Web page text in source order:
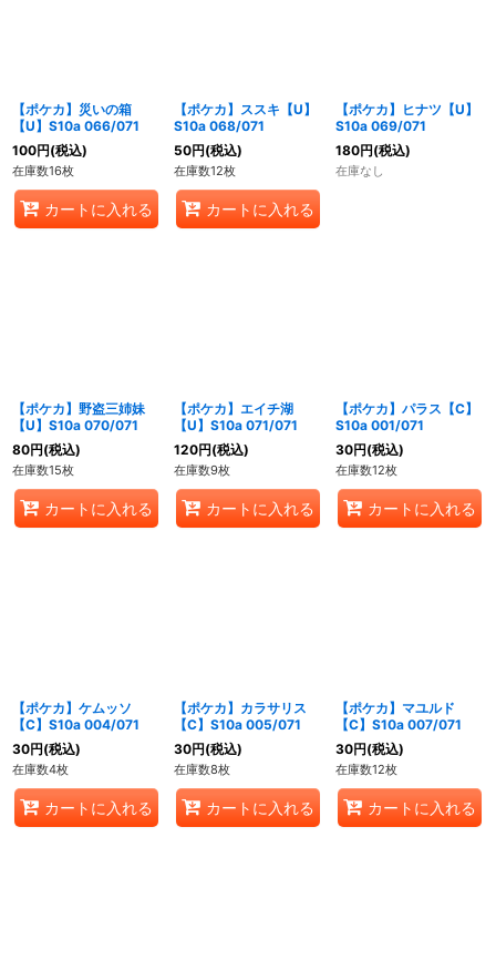
【ポケカ】災いの箱
【U】S10a 066/071
100円(税込)
在庫数16枚
カートに入れる
【ポケカ】ススキ【U】
S10a 068/071
50円(税込)
在庫数12枚
カートに入れる
【ポケカ】ヒナツ【U】
S10a 069/071
180円(税込)
在庫なし
【ポケカ】野盗三姉妹
【U】S10a 070/071
80円(税込)
在庫数15枚
カートに入れる
【ポケカ】エイチ湖
【U】S10a 071/071
120円(税込)
在庫数9枚
カートに入れる
【ポケカ】パラス【C】
S10a 001/071
30円(税込)
在庫数12枚
カートに入れる
【ポケカ】ケムッソ
【C】S10a 004/071
30円(税込)
在庫数4枚
カートに入れる
【ポケカ】カラサリス
【C】S10a 005/071
30円(税込)
在庫数8枚
カートに入れる
【ポケカ】マユルド
【C】S10a 007/071
30円(税込)
在庫数12枚
カートに入れる